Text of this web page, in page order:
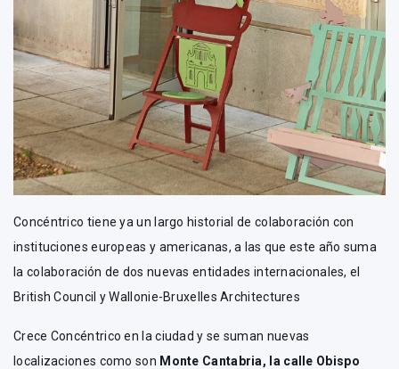
Concéntrico tiene ya un largo historial de colaboración con
instituciones europeas y americanas, a las que este año suma
la colaboración de dos nuevas entidades internacionales, el
British Council y Wallonie-Bruxelles Architectures
Crece Concéntrico en la ciudad y se suman nuevas
localizaciones como son Monte Cantabria, la calle Obispo